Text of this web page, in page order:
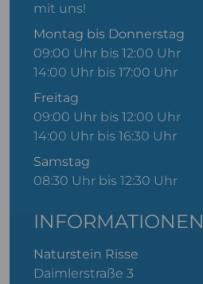
mit uns!
Montag bis Donnerstag
09:00 Uhr bis 12:00 Uhr
14:00 Uhr bis 17:00 Uhr
Freitag
09:00 Uhr bis 12:00 Uhr
14:00 Uhr bis 16:30 Uhr
Samstag
08:30 Uhr bis 12:30 Uhr
INFORMATIONEN
Naturstein Risse
Daimlerstraße 3